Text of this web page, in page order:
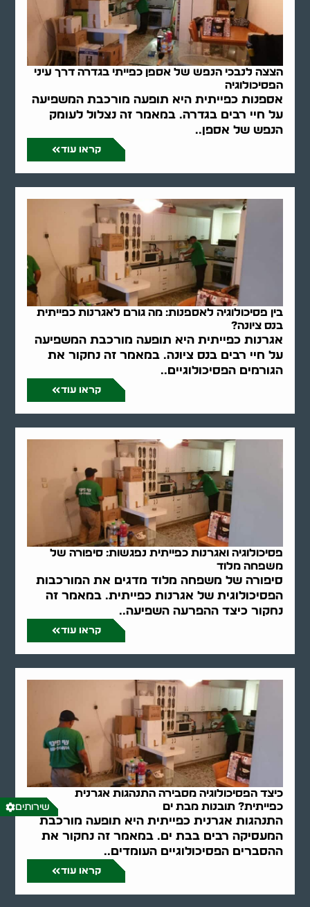
הצצה לנבכי הנפש של אספן כפייתי בגדרה דרך עיני
הפסיכולוגיה
אספנות כפייתית היא תופעה מורכבת המשפיעה
על חיי רבים בגדרה. במאמר זה נצלול לעומק
הנפש של אספן..
קראו עוד
בין פסיכולוגיה לאספנות: מה גורם לאגרנות כפייתית
בנס ציונה?
אגרנות כפייתית היא תופעה מורכבת המשפיעה
על חיי רבים בנס ציונה. במאמר זה נחקור את
הגורמים הפסיכולוגיים..
קראו עוד
פסיכולוגיה ואגרנות כפייתית נפגשות: סיפורה של
משפחה מלוד
סיפורה של משפחה מלוד מדגים את המורכבות
הפסיכולוגית של אגרנות כפייתית. במאמר זה
נחקור כיצד ההפרעה השפיעה..
קראו עוד
כיצד הפסיכולוגיה מסבירה התנהגות אגרנית
כפייתית? תובנות מבת ים
התנהגות אגרנית כפייתית היא תופעה מורכבת
המעסיקה רבים בבת ים. במאמר זה נחקור את
ההסברים הפסיכולוגיים העומדים..
קראו עוד
שירותים